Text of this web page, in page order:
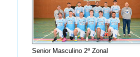
Senior Masculino 2ª Zonal